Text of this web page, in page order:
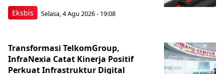
Eksbis Selasa, 4 Agu 2026 - 19:08
Transformasi TelkomGroup,
InfraNexia Catat Kinerja Positif
Perkuat Infrastruktur Digital